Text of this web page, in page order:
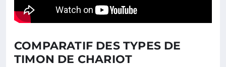
COMPARATIF DES TYPES DE
TIMON DE CHARIOT